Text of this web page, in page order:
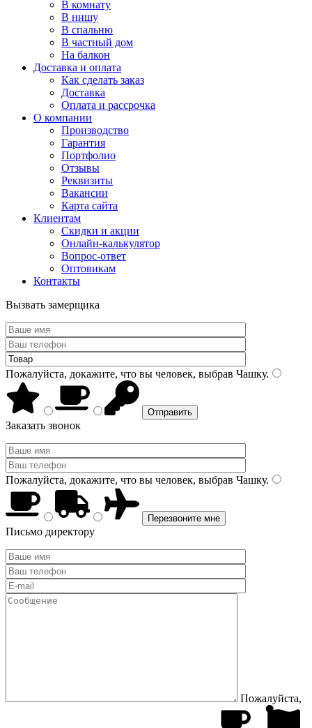
В комнату
В нишу
В спальню
В частный дом
На балкон
Доставка и оплата
Как сделать заказ
Доставка
Оплата и рассрочка
О компании
Производство
Гарантия
Портфолио
Отзывы
Реквизиты
Вакансии
Карта сайта
Клиентам
Скидки и акции
Онлайн-калькулятор
Вопрос-ответ
Оптовикам
Контакты
Вызвать замерщика
Пожалуйста, докажите, что вы человек, выбрав Чашку.
Заказать звонок
Пожалуйста, докажите, что вы человек, выбрав Чашку.
Письмо директору
Пожалуйста,